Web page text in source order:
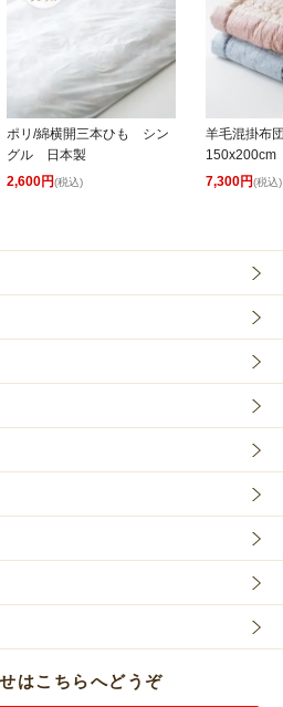
ポリ/綿横開三本ひも シン
グル 日本製
2,600円(税込)
羊毛混掛布
150x200cm
7,300円(税込)
はこちらへどうぞ